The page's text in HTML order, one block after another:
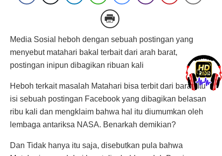
Media Sosial heboh dengan sebuah postingan yang
menyebut matahari bakal terbait dari arah barat,
postingan inipun dibagikan ribuan kali
Heboh terkait masalah Matahari bisa terbit dari barat. Itu
isi sebuah postingan Facebook yang dibagikan belasan
ribu kali dan mengklaim bahwa hal itu diumumkan oleh
lembaga antariksa NASA. Benarkah demikian?
Dan Tidak hanya itu saja, disebutkan pula bahwa